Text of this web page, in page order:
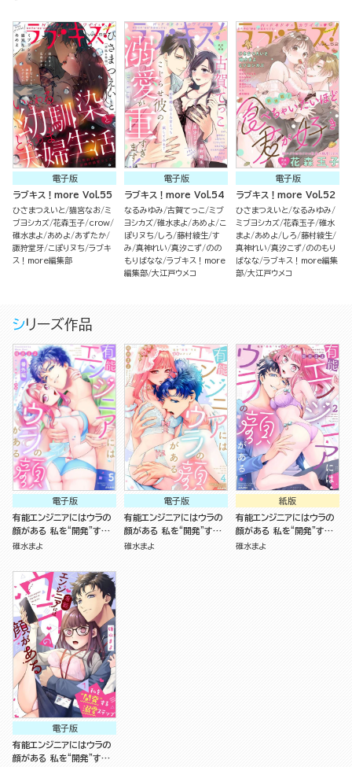
電子版
ラブキス！more Vol.55
ひさまつえいと 猫宮なお ミ
ブヨシカズ 花森玉子 crow
碓水まよ
あめよ
あずたか
諏狩堂牙 こぽりヌち ラブキ
ス！more編集部
電子版
ラブキス！more Vol.54
なるみゆみ 古賀てっこ ミブ
ヨシカズ 碓水まよ あめよ
こ
ぽりヌち
しろ 藤村綾生 す
み 真神れい 真汐こず のの
もりばなな ラブキス！more
編集部 大江戸ウメコ
電子版
ラブキス！more Vol.52
ひさまつえいと なるみゆみ
ミブヨシカズ 花森玉子 碓水
まよ
あめよ しろ 藤村綾生
真神れい 真汐こず ののもり
ばなな ラブキス！more編集
部 大江戸ウメコ
シリーズ作品
電子版
有能エンジニアにはウラの
顔がある 私を“開発”する
溺愛ステップ （5） 番外編
碓水まよ
電子版
有能エンジニアにはウラの
顔がある 私を“開発”する
溺愛ステップ （4）
碓水まよ
紙版
有能エンジニアにはウラの
顔がある 私を“開発”する
溺愛ステップ （2）
碓水まよ
電子版
有能エンジニアにはウラの
顔がある 私を“開発”する